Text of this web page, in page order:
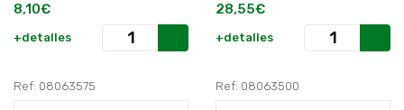
8,10€
+detalles
28,55€
+detalles
Ref: 08063575 Ref: 08063500